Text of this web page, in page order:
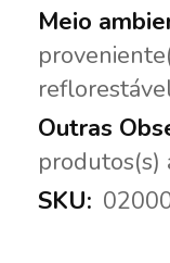
produtos(s)